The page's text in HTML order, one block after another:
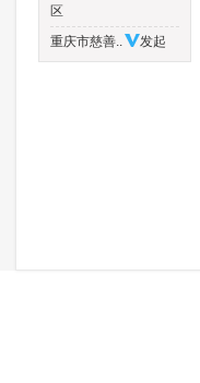
区
重庆市慈善..
发起